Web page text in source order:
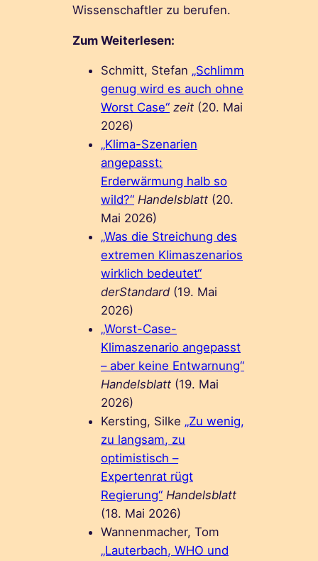
Wissenschaftler zu berufen.
Zum Weiterlesen:
Schmitt, Stefan „Schlimm
genug wird es auch ohne
Worst Case“ zeit (20. Mai
2026)
„Klima-Szenarien
angepasst:
Erderwärmung halb so
wild?“ Handelsblatt (20.
Mai 2026)
„Was die Streichung des
extremen Klimaszenarios
wirklich bedeutet“
derStandard (19. Mai
2026)
„Worst-Case-
Klimaszenario angepasst
– aber keine Entwarnung“
Handelsblatt (19. Mai
2026)
Kersting, Silke „Zu wenig,
zu langsam, zu
optimistisch –
Expertenrat rügt
Regierung“ Handelsblatt
(18. Mai 2026)
Wannenmacher, Tom
„Lauterbach, WHO und